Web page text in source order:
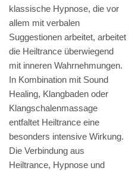
klassische Hypnose, die vor
allem mit verbalen
Suggestionen arbeitet, arbeitet
die Heiltrance überwiegend
mit inneren Wahrnehmungen.
In Kombination mit Sound
Healing, Klangbaden oder
Klangschalenmassage
entfaltet Heiltrance eine
besonders intensive Wirkung.
Die Verbindung aus
Heiltrance, Hypnose und